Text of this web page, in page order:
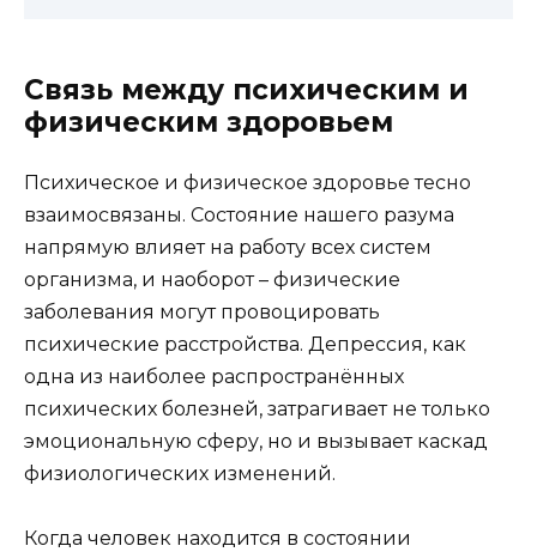
Связь между психическим и
физическим здоровьем
Психическое и физическое здоровье тесно
взаимосвязаны. Состояние нашего разума
напрямую влияет на работу всех систем
организма, и наоборот – физические
заболевания могут провоцировать
психические расстройства. Депрессия, как
одна из наиболее распространённых
психических болезней, затрагивает не только
эмоциональную сферу, но и вызывает каскад
физиологических изменений.
Когда человек находится в состоянии